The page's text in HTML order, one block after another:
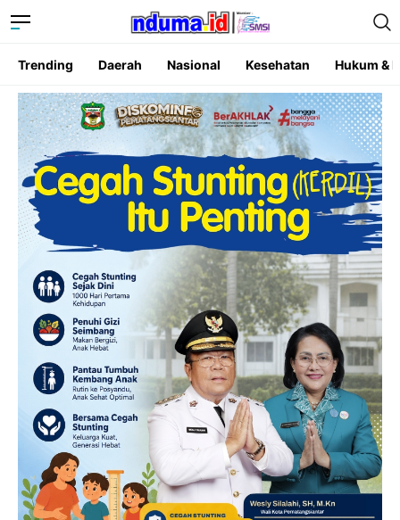
Trending Daerah Nasional Kesehatan Hukum &